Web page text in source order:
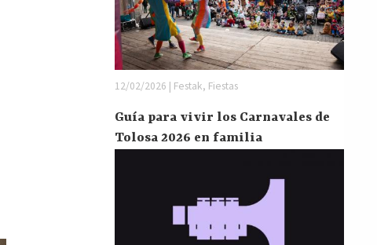
12/02/2026 | Festak, Fiestas
Guía para vivir los Carnavales de
Tolosa 2026 en familia